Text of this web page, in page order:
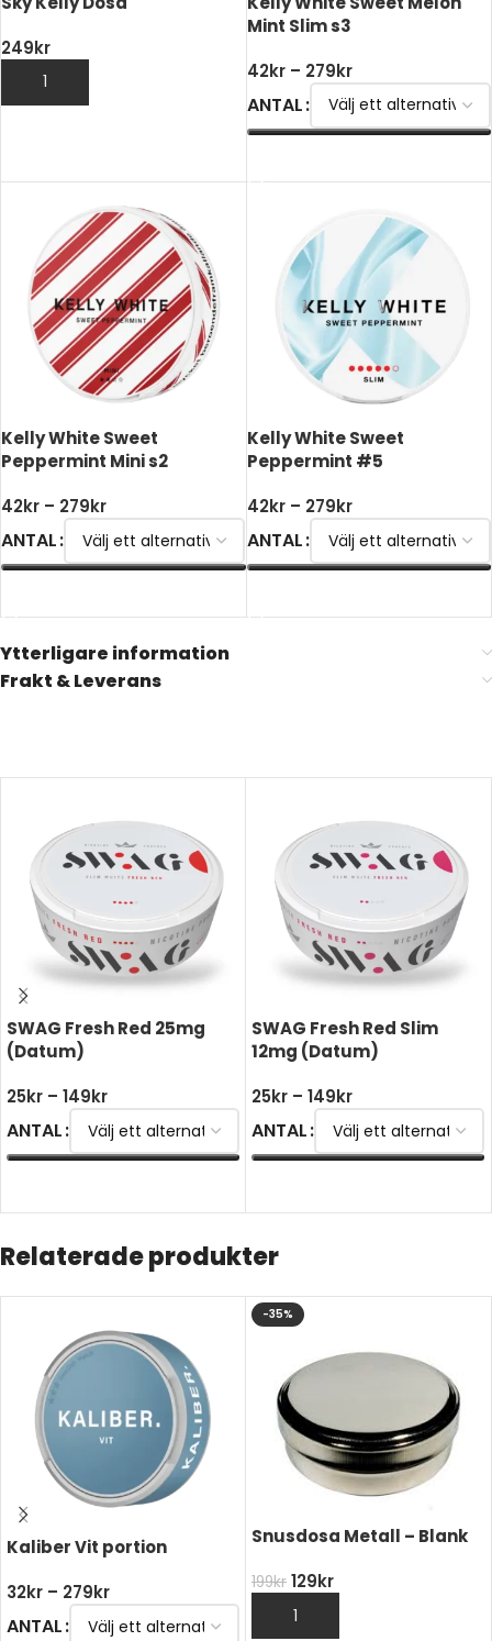
249kr
LÄGG TILL I VARUKORG
Mint Slim s3
42kr – 279kr
ANTAL
Kelly White Sweet
Peppermint Mini s2
42kr – 279kr
ANTAL
Kelly White Sweet
Peppermint #5
42kr – 279kr
ANTAL
Ytterligare information
Frakt & Leverans
SWAG Fresh Red 25mg
(Datum)
25kr – 149kr
ANTAL
SWAG Fresh Red Slim
12mg (Datum)
25kr – 149kr
ANTAL
Relaterade produkter
Kaliber Vit portion
32kr – 279kr
ANTAL
-35%
Snusdosa Metall – Blank
199kr 129kr
LÄGG TILL I VARUKORG